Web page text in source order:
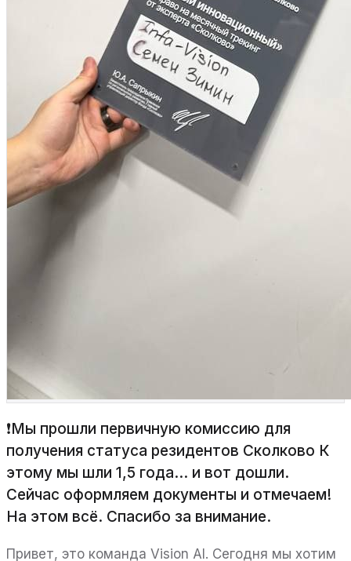
❗Мы прошли первичную комиссию для
получения статуса резидентов Сколково К
этому мы шли 1,5 года... и вот дошли.
Сейчас оформляем документы и отмечаем!
На этом всё. Спасибо за внимание.
Привет, это команда Vision AI. Сегодня мы хотим